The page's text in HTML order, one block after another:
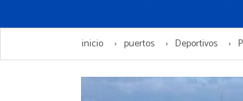
inicio puertos Deportivos